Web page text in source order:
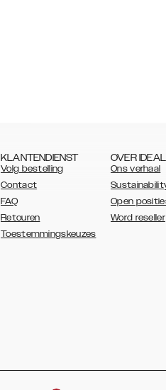
KLANTENDIENST
Volg bestelling
Contact
FAQ
Retouren
Toestemmingskeuzes
OVER
Ons verhaal
Open
Word reseller
AUSTRALIA